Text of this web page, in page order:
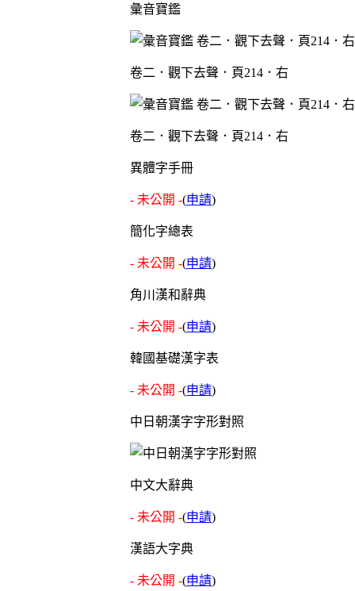
彙音寶鑑
卷二．觀下去聲．頁214．右
卷二．觀下去聲．頁214．右
異體字手冊
- 未公開 -(申請)
簡化字總表
- 未公開 -(申請)
角川漢和辭典
- 未公開 -(申請)
韓國基礎漢字表
- 未公開 -(申請)
中日朝漢字字形對照
中文大辭典
- 未公開 -(申請)
漢語大字典
- 未公開 -(申請)